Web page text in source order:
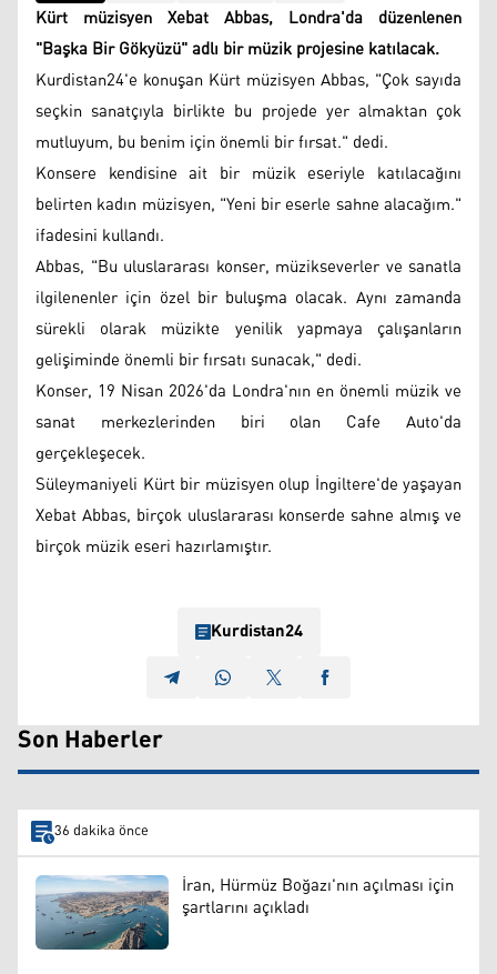
Kürt müzisyen Xebat Abbas, Londra'da düzenlenen
"Başka Bir Gökyüzü" adlı bir müzik projesine katılacak.
Kurdistan24'e konuşan Kürt müzisyen Abbas, "Çok sayıda
seçkin sanatçıyla birlikte bu projede yer almaktan çok
mutluyum, bu benim için önemli bir fırsat." dedi.
Konsere kendisine ait bir müzik eseriyle katılacağını
belirten kadın müzisyen, "Yeni bir eserle sahne alacağım."
ifadesini kullandı.
Abbas, "Bu uluslararası konser, müzikseverler ve sanatla
ilgilenenler için özel bir buluşma olacak. Aynı zamanda
sürekli olarak müzikte yenilik yapmaya çalışanların
gelişiminde önemli bir fırsatı sunacak," dedi.
Konser, 19 Nisan 2026'da Londra'nın en önemli müzik ve
sanat merkezlerinden biri olan Cafe Auto'da
gerçekleşecek.
Süleymaniyeli Kürt bir müzisyen olup İngiltere'de yaşayan
Xebat Abbas, birçok uluslararası konserde sahne almış ve
birçok müzik eseri hazırlamıştır.
Kurdistan24
Son Haberler
36 dakika önce
İran, Hürmüz Boğazı'nın açılması için
şartlarını açıkladı